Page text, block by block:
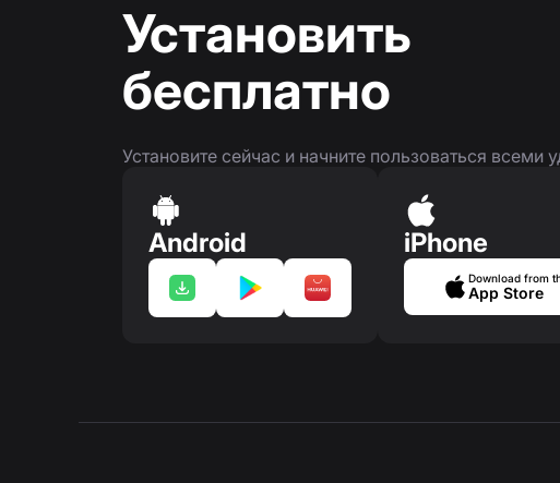
Установить
бесплатно
Установите сейчас и начните пользоваться
Android iPhone
Download from
App Store